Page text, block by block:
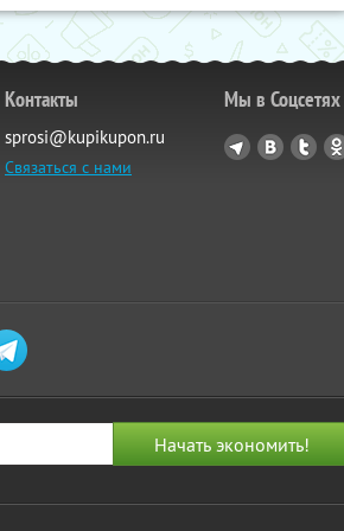
Контакты
sprosi@kupikupon.ru
Связаться с нами
Мы в Соцсетях